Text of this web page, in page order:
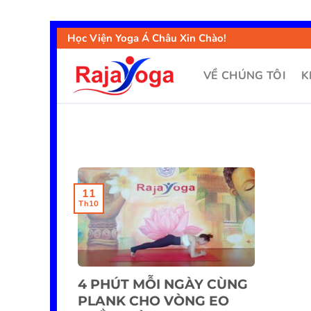
Học Viện Yoga Á Châu Xin Chào!
VỀ CHÚNG TÔI
4 PHÚT MỖI NGÀY CÙNG
PLANK CHO VÒNG EO
11
Th10